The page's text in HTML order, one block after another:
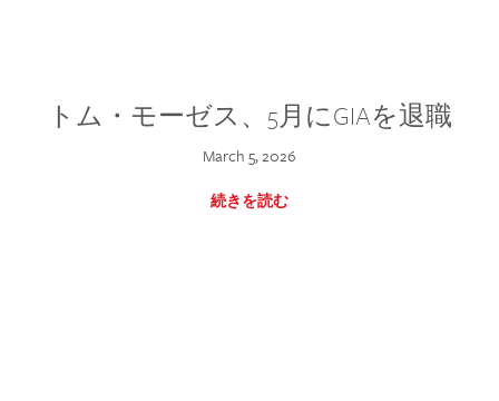
トム・モーゼス、5月にGIAを退職
March 5, 2026
続きを読む